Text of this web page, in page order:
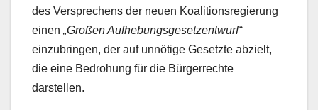
des Versprechens der neuen Koalitionsregierung
einen „Großen Aufhebungsgesetzentwurf“
einzubringen, der auf unnötige Gesetzte abzielt,
die eine Bedrohung für die Bürgerrechte
darstellen.